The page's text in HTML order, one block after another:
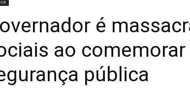
é
ao comemorar
pública